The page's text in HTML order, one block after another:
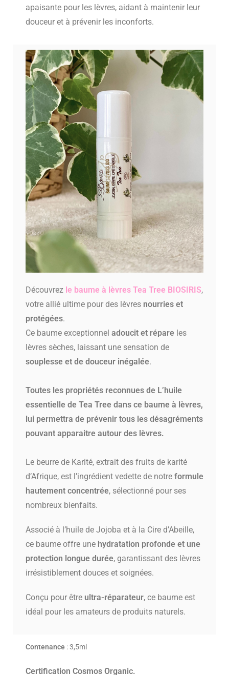
apaisante pour les lèvres, aidant à maintenir leur
douceur et à prévenir les inconforts.
Découvrez le baume à lèvres Tea Tree BIOSIRIS,
votre allié ultime pour des lèvres nourries et
protégées.
Ce baume exceptionnel adoucit et répare les
lèvres sèches, laissant une sensation de
souplesse et de douceur inégalée.
Toutes les propriétés reconnues de L’huile
essentielle de Tea Tree dans ce baume à lèvres,
lui permettra de prévenir tous les désagréments
pouvant apparaitre autour des lèvres.
Le beurre de Karité, extrait des fruits de karité
d’Afrique, est l’ingrédient vedette de notre formule
hautement concentrée, sélectionné pour ses
nombreux bienfaits.
Associé à l’huile de Jojoba et à la Cire d’Abeille,
ce baume offre une hydratation profonde et une
protection longue durée, garantissant des lèvres
irrésistiblement douces et soignées.
Conçu pour être ultra-réparateur, ce baume est
idéal pour les amateurs de produits naturels.
Contenance : 3,5ml
Certification Cosmos Organic.